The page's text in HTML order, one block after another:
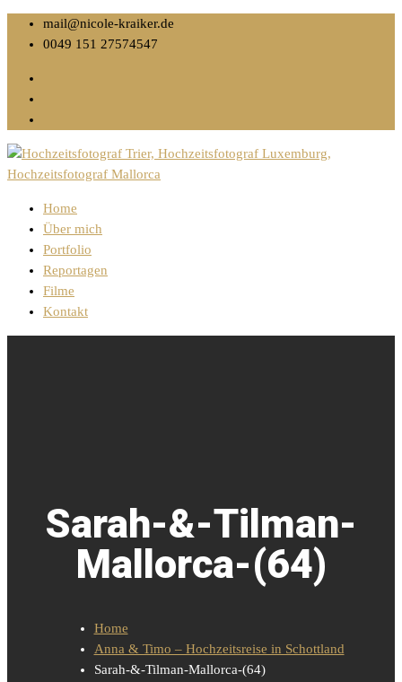
mail@nicole-kraiker.de
0049 151 27574547
Home
Über mich
Portfolio
Reportagen
Filme
Kontakt
Sarah-&-Tilman-
Mallorca-(64)
Home
Anna & Timo – Hochzeitsreise in Schottland
Sarah-&-Tilman-Mallorca-(64)